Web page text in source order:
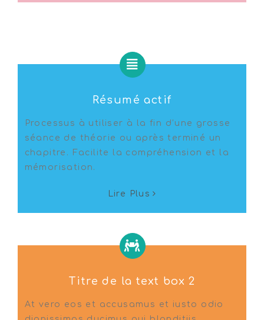
Résumé actif
Processus à utiliser à la fin d’une grosse
séance de théorie ou après terminé un
chapitre. Facilite la compréhension et la
mémorisation.
Lire Plus
Titre de la text box 2
At vero eos et accusamus et iusto odio